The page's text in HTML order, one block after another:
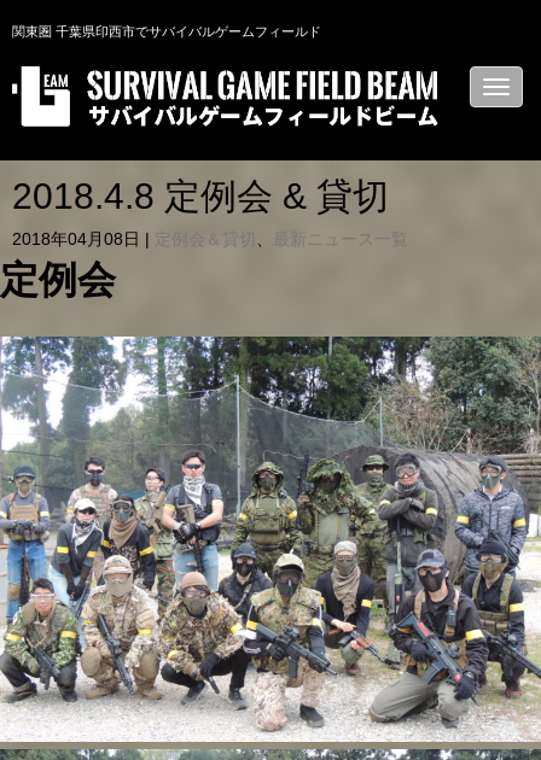
関東圏 千葉県印西市でサバイバルゲームフィールド
N
a
g
2018.4.8 定例会 & 貸切
2018年04月08日 定例会＆貸切 、 最新ニュース一覧
定例会